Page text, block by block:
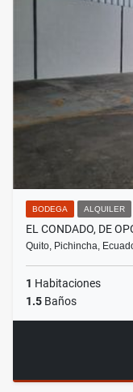
BODEGA ALQUILER
EL CONDADO, DE
Quito, Pichincha,
1 Habitaciones
1.5 Baños